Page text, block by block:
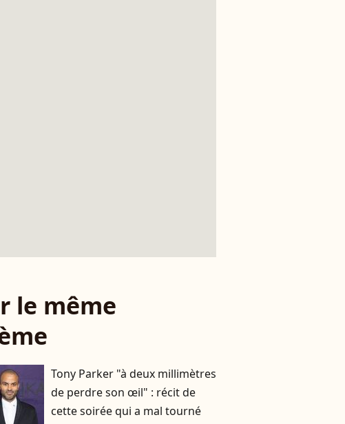
le même
Tony Parker "à deux millimètres
de perdre son œil" : récit de
cette soirée qui a mal tourné